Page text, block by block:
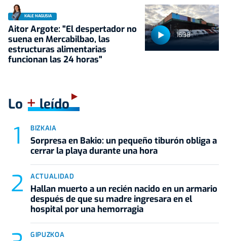
16:38
KALE NAGUSIA
Aitor Argote: "El despertador no
suena en Mercabilbao, las
estructuras alimentarias
funcionan las 24 horas"
Lo +leído
BIZKAIA
Sorpresa en Bakio: un pequeño tiburón obliga a
cerrar la playa durante una hora
ACTUALIDAD
Hallan muerto a un recién nacido en un armario
después de que su madre ingresara en el
hospital por una hemorragia
GIPUZKOA